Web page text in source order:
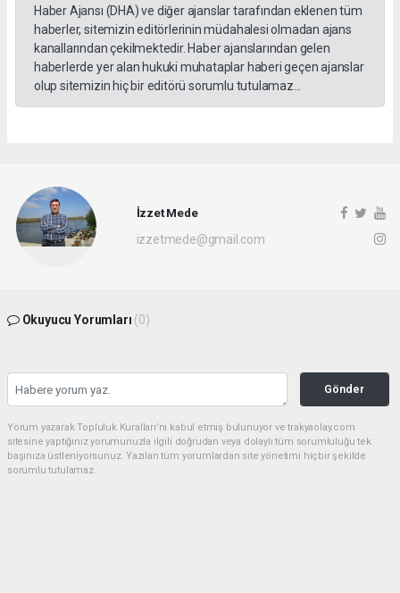
Haber Ajansı (DHA) ve diğer ajanslar tarafından eklenen tüm
haberler, sitemizin editörlerinin müdahalesi olmadan ajans
kanallarından çekilmektedir. Haber ajanslarından gelen
haberlerde yer alan hukuki muhataplar haberi geçen ajanslar
olup sitemizin hiç bir editörü sorumlu tutulamaz...
İzzet Mede
izzetmede@gmail.com
Okuyucu Yorumları (0)
Gönder
Yorum yazarak Topluluk Kuralları’nı kabul etmiş bulunuyor ve trakyaolay.com
sitesine yaptığınız yorumunuzla ilgili doğrudan veya dolaylı tüm sorumluluğu tek
başınıza üstleniyorsunuz. Yazılan tüm yorumlardan site yönetimi hiçbir şekilde
sorumlu tutulamaz.